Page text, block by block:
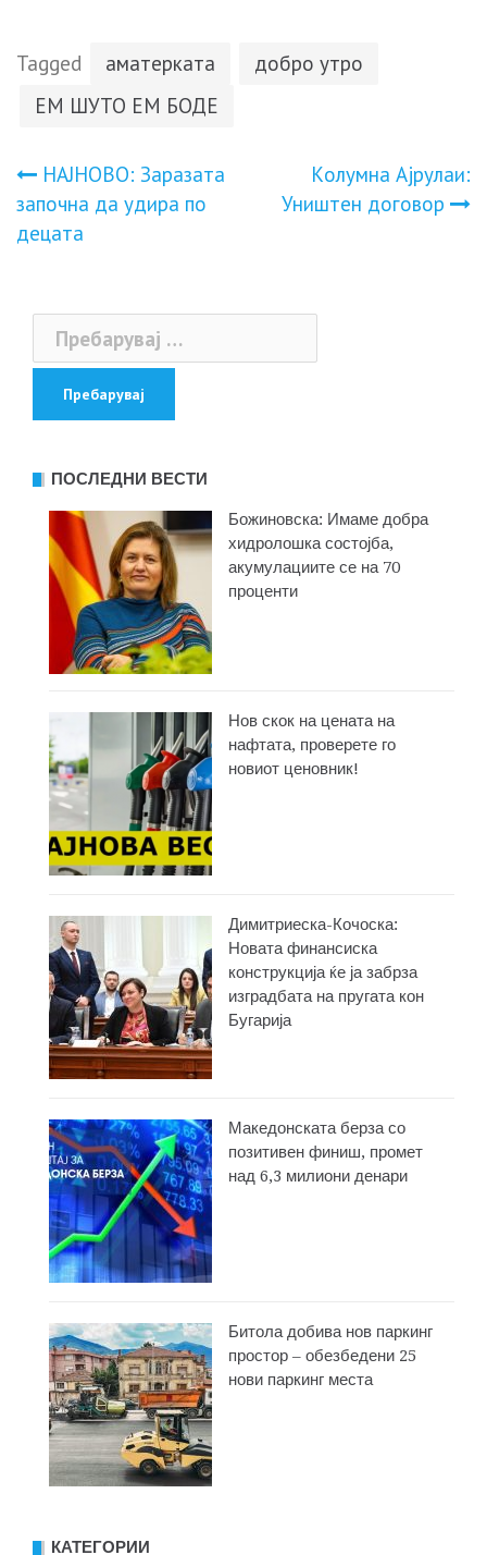
Tagged аматерката
добро утро
ЕМ ШУТО ЕМ БОДЕ
Навигација
на
НAJНOВО: Заразата
започна да удира по
дeцaтa
Кoлyмна Ајрулаи:
Уништeн дoгoвop
Пребарувај
за:
ПОСЛЕДНИ ВЕСТИ
Божиновска: Имаме добра
хидролошка состојба,
акумулациите се на 70
проценти
Нов скок на цената на
нафтата, проверете го
новиот ценовник!
Димитриеска-Кочоска:
Новата финансиска
конструкција ќе ја забрза
изградбата на пругата кон
Бугарија
Македонската берза со
позитивен финиш, промет
над 6,3 милиони денари
Битола добива нов паркинг
простор – обезбедени 25
нови паркинг места
КАТЕГОРИИ